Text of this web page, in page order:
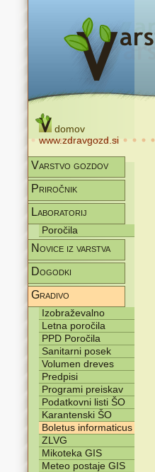
domov
www.zdravgozd.si
Varstvo gozdov
Priročnik
Laboratorij
Poročila
Novice iz varstva
Dogodki
Gradivo
Izobraževalno
Letna poročila
PPD Poročila
Sanitarni posek
Volumen dreves
Predpisi
Programi preiskav
Podatkovni listi ŠO
Karantenski ŠO
Boletus informaticus
ZLVG
Mikoteka GIS
Meteo postaje GIS